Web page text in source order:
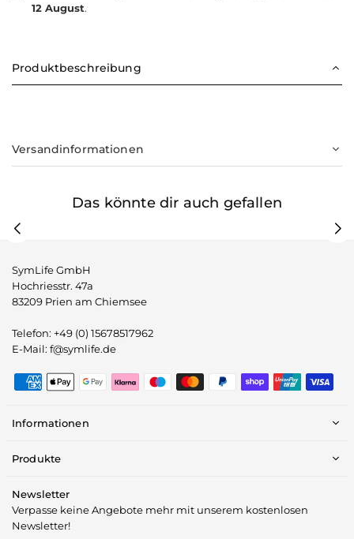
12 August.
Produktbeschreibung
Versandinformationen
Das könnte dir auch gefallen
SymLife GmbH
Hochriesstr. 47a
83209 Prien am Chiemsee
Telefon: +49 (0) 15678517962
E-Mail: f@symlife.de
Informationen
Produkte
Newsletter
Verpasse keine Angebote mehr mit unserem kostenlosen
Newsletter!